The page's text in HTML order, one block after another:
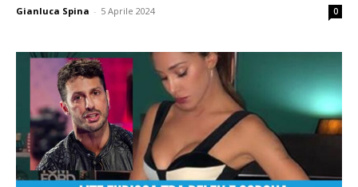
Gianluca Spina - 5 Aprile 2024 0